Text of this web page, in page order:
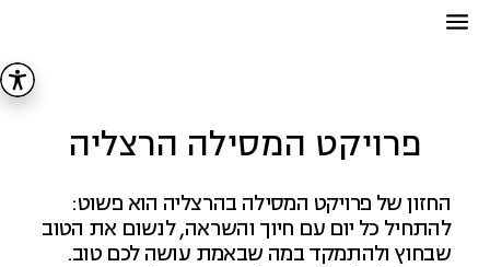
פרויקט המסילה הרצליה
החזון של פרויקט המסילה בהרצליה הוא פשוט:
להתחיל כל יום עם חיוך והשראה, לנשום את הטוב
שבחוץ ולהתמקד במה שבאמת עושה לכם טוב.